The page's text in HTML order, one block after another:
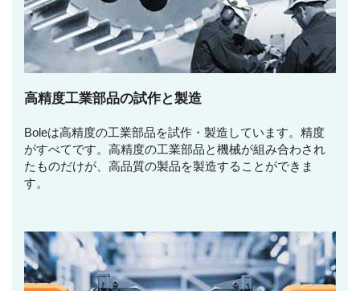
高精度工業部品の試作と製造
Boleは高精度の工業部品を試作・製造しています。精度
がすべてです。高精度の工業部品と機械が組み合わされ
たものだけが、高品質の製品を製造することができま
す。